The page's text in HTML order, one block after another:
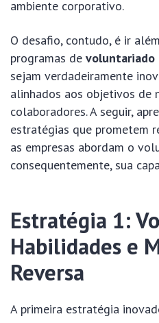
ambiente corporativo.
O desafio, contudo, é ir
programas de voluntariado
sejam verdadeiramente
alinhados aos objetivos de
colaboradores. A seguir,
estratégias que prometem
as empresas abordam o
consequentemente, sua
Estratégia 1:
Habilidades e
Reversa
A primeira estratégia